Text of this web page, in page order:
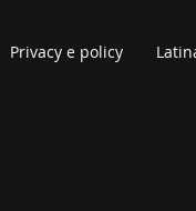
Privacy e policy